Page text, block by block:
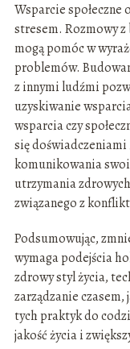
Wsparcie
stresem. Rozmowy
mogą pomóc w
problemów.
z innymi ludźmi
uzyskiwanie
wsparcia czy
się
komunikowania
utrzymania
związanego z
Podsumowując,
wymaga podejścia
zdrowy styl życia,
zarządzanie
tych praktyk do
jakość życia i